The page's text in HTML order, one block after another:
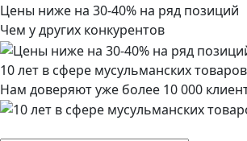
Цены ниже на 30-40% на ряд позиций
Чем у других конкурентов
10 лет в сфере мусульманских товаров
Нам доверяют уже более 10 000